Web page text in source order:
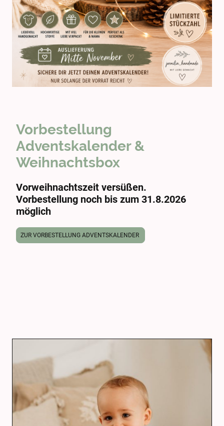
Vorbestellung
Adventskalender &
Weihnachtsbox
Vorweihnachtszeit versüßen.
Vorbestellung noch bis zum 31.8.2026
möglich
ZUR VORBESTELLUNG ADVENTSKALENDER